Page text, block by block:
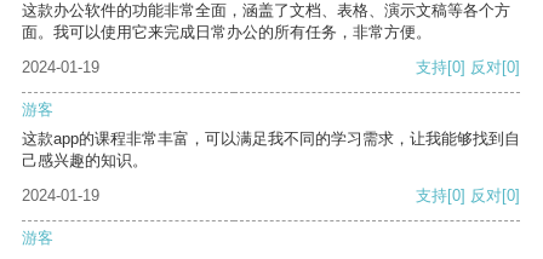
这款办公软件的功能非常全面，涵盖了文档、表格、演示文稿等各个方
面。我可以使用它来完成日常办公的所有任务，非常方便。
2024-01-19
支持[0] 反对[0]
游客
这款app的课程非常丰富，可以满足我不同的学习需求，让我能够找到自
己感兴趣的知识。
2024-01-19
支持[0] 反对[0]
游客